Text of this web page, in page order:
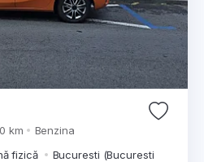
km
Benzina
fizică
Bucuresti (Bucuresti